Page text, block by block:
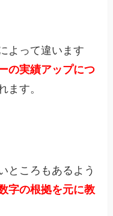
よって違います
の実績アップにつ
ます。
ところもあるよう
字の根拠を元に教